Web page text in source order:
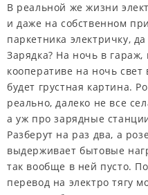
В реальной же жизни
и даже на собственном
паркетника электричку,
Зарядка? На ночь в
кооперативе на ночь
будет грустная картина.
реально, далеко не все
а уж про зарядные
Разберут на раз два, а
выдерживает бытовые
так вообще в ней пусто.
перевод на электро тягу